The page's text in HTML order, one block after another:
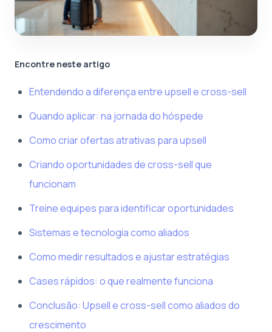
Encontre neste artigo
Entendendo a diferença entre upsell e cross-sell
Quando aplicar: na jornada do hóspede
Como criar ofertas atrativas para upsell
Criando oportunidades de cross-sell que
funcionam
Treine equipes para identificar oportunidades
Sistemas e tecnologia como aliados
Como medir resultados e ajustar estratégias
Cases rápidos: o que realmente funciona
Conclusão: Upsell e cross-sell como aliados do
crescimento